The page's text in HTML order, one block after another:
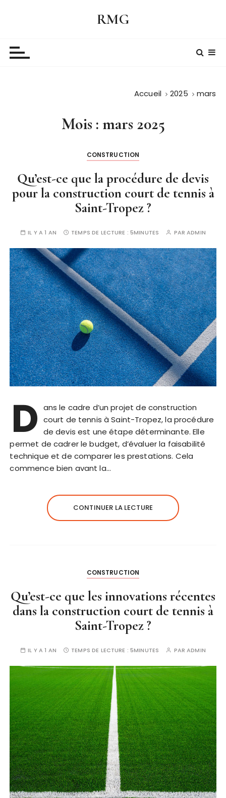
RMG
Accueil 2025 mars
Mois : mars 2025
CONSTRUCTION
Qu’est-ce que la procédure de devis
pour la construction court de tennis à
Saint-Tropez ?
IL Y A 1 AN TEMPS DE LECTURE :5MINUTES PARADMIN
D ans le cadre d’un projet de construction
court de tennis à Saint-Tropez, la procédure
de devis est une étape déterminante. Elle
permet de cadrer le budget, d’évaluer la faisabilité
technique et de comparer les prestations. Cela
commence bien avant la…
CONTINUER LA LECTURE
CONSTRUCTION
Qu’est-ce que les innovations récentes
dans la construction court de tennis à
Saint-Tropez ?
IL Y A 1 AN TEMPS DE LECTURE :5MINUTES PARADMIN